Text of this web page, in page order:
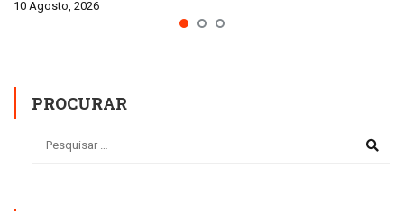
10 Agosto, 2026
PROCURAR